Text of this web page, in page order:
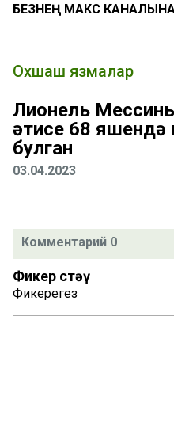
БЕЗНЕҢ МАКС
Охшаш язмалар
Лионель
әтисе 68 яшендә
булган
03.04.2023
Комментарий 0
Фикер өстәү
Фикерегез